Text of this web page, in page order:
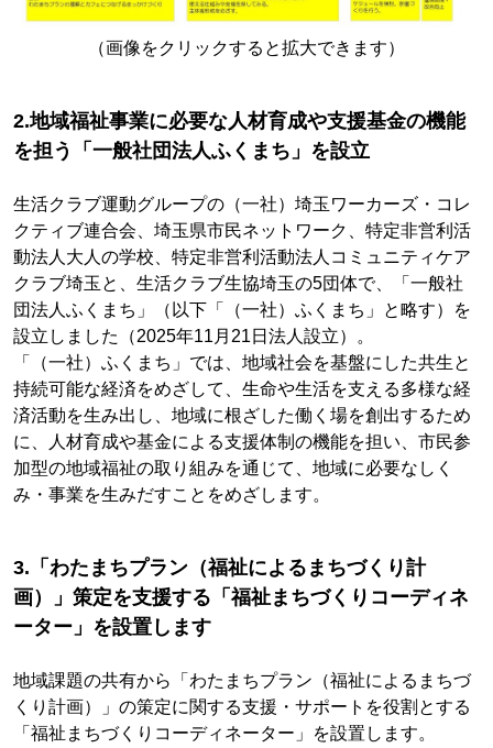
（画像をクリックすると拡大できます）
2.地域福祉事業に必要な人材育成や支援基金の機能
を担う「一般社団法人ふくまち」を設立
生活クラブ運動グループの（一社）埼玉ワーカーズ・コレ
クティブ連合会、埼玉県市民ネットワーク、特定非営利活
動法人大人の学校、特定非営利活動法人コミュニティケア
クラブ埼玉と、生活クラブ生協埼玉の5団体で、「一般社
団法人ふくまち」（以下「（一社）ふくまち」と略す）を
設立しました（2025年11月21日法人設立）。
「（一社）ふくまち」では、地域社会を基盤にした共生と
持続可能な経済をめざして、生命や生活を支える多様な経
済活動を生み出し、地域に根ざした働く場を創出するため
に、人材育成や基金による支援体制の機能を担い、市民参
加型の地域福祉の取り組みを通じて、地域に必要なしく
み・事業を生みだすことをめざします。
3.「わたまちプラン（福祉によるまちづくり計
画）」策定を支援する「福祉まちづくりコーディネ
ーター」を設置します
地域課題の共有から「わたまちプラン（福祉によるまちづ
くり計画）」の策定に関する支援・サポートを役割とする
「福祉まちづくりコーディネーター」を設置します。